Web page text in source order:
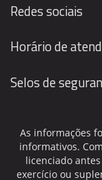
Redes sociais
Horário de
Selos de
As informações
informativos.
licenciado
exercício ou